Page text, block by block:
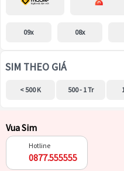
09x 08x
SIM THEO GIÁ
< 500 K 500 - 1 Tr
Vua Sim
Hotline
0877.555555